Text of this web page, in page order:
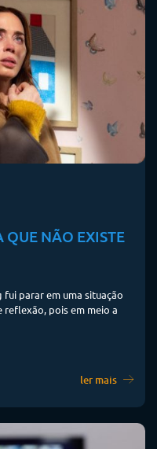
QUE NÃO EXISTE
parar em uma situação
reflexão, pois em meio a
ler mais